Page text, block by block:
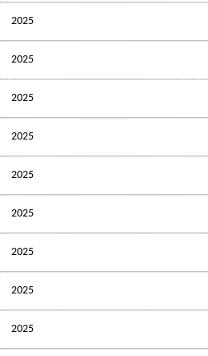
2025
2025
2025
2025
2025
2025
2025
2025
2025